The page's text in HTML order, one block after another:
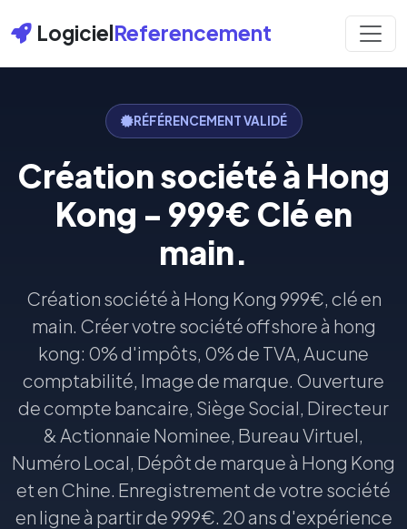
LogicielReferencement
RÉFÉRENCEMENT VALIDÉ
Création société à Hong
Kong - 999€ Clé en
main.
Création société à Hong Kong 999€, clé en
main. Créer votre société offshore à hong
kong: 0% d'impôts, 0% de TVA, Aucune
comptabilité, Image de marque. Ouverture
de compte bancaire, Siège Social, Directeur
& Actionnaie Nominee, Bureau Virtuel,
Numéro Local, Dépôt de marque à Hong Kong
et en Chine. Enregistrement de votre société
en ligne à partir de 999€. 20 ans d'expérience